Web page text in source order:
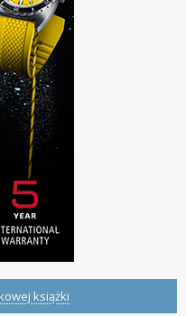
książki